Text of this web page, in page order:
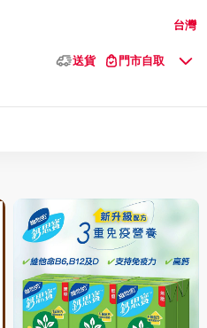
台灣
送貨 門市自取